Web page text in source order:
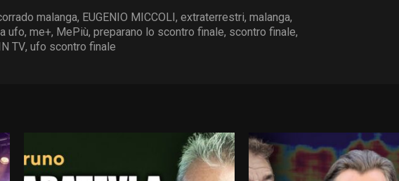
malanga, EUGENIO MICCOLI, extraterrestri, malanga,
ufo, me+, MePiù, preparano lo scontro finale, scontro finale,
TV, ufo scontro finale